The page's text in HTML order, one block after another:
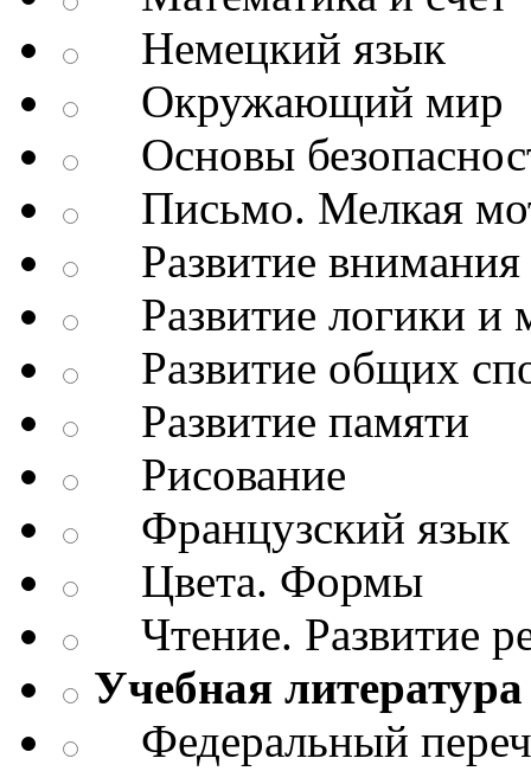
Немецкий язык
Окружающий мир
Основы
Письмо. Мелкая
Развитие
Развитие логики и
Развитие общих
Развитие памяти
Рисование
Французский язык
Цвета. Формы
Чтение. Развитие
Учебная
Федеральный